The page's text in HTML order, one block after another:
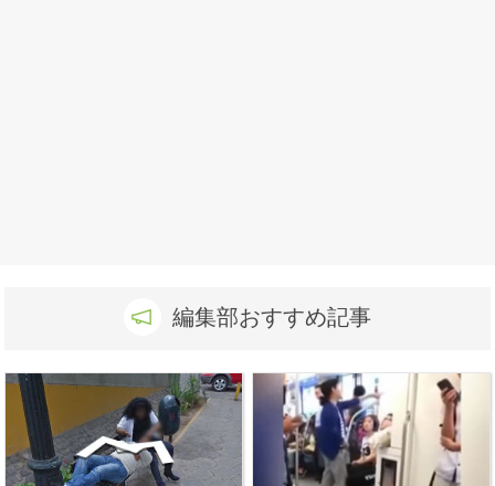
編集部おすすめ記事